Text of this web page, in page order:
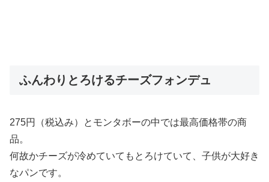
ふんわりとろけるチーズフォンデュ
275円（税込み）とモンタボーの中では最高価格帯の商
品。
何故かチーズが冷めていてもとろけていて、子供が大好き
なパンです。